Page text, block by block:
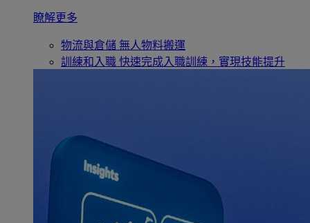
瞭解更多
物流與倉儲 無人物料搬運
訓練和入職 快速完成入職訓練，實現技能提升